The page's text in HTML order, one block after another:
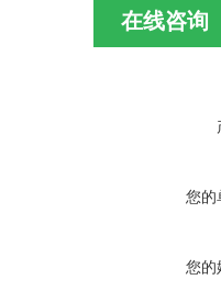
在线咨询
您的
您的